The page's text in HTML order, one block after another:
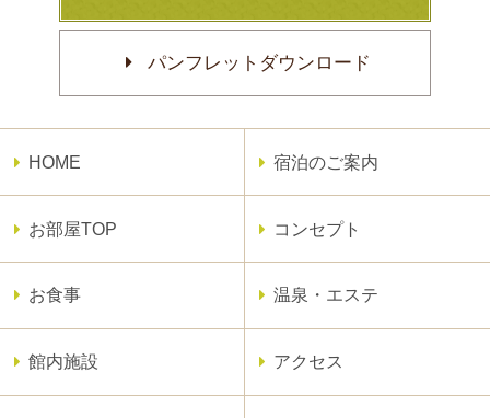
パンフレットダウンロード
HOME 宿泊のご案内
お部屋TOP コンセプト
お食事 温泉・エステ
館内施設 アクセス